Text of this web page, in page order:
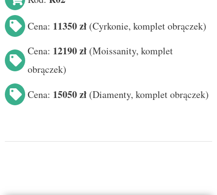
Cena: 11350 zł (Cyrkonie, komplet obrączek)
Cena: 12190 zł (Moissanity, komplet
obrączek)
Cena: 15050 zł (Diamenty, komplet obrączek)